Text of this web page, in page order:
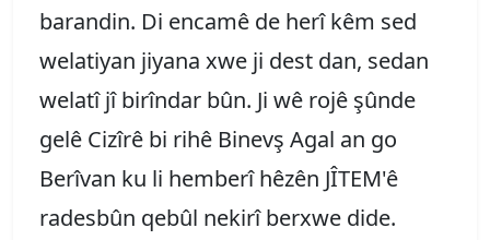
barandin. Di encamê de herî kêm sed
welatiyan jiyana xwe ji dest dan, sedan
welatî jî birîndar bûn. Ji wê rojê şûnde
gelê Cizîrê bi rihê Binevş Agal an go
Berîvan ku li hemberî hêzên JÎTEM'ê
radesbûn qebûl nekirî berxwe dide.